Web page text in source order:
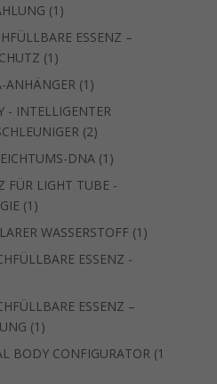
1 1
Produkt
ESSENZ –
1 1
Produkt
ANHÄNGER 1 1
Produkt
- INTELLIGENTER
22
Produkte
DNA 1 1
Produkt
FÜR LIGHT TUBE -
1 1
Produkt
WASSERSTOFF 1 1
ESSENZ -
ESSENZ –
1 1
Produkt
BODY CONFIGURATOR 1